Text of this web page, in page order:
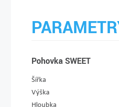
Pohovka SWEET
Šířka
Výška
Hloubka